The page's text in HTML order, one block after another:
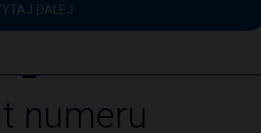
PSB Plus to kolejne kroki w
modelu współpracy z partnerami i
tekstów i zmiany tytułów
ponosi odpowiedzialności za treść reklam.
DALEJ
numeru